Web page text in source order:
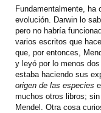
Fundamentalmente, ha
evolución. Darwin lo
pero no habría
varios escritos que
que, por entonces,
y leyó por lo menos
estaba haciendo sus
origen de las especies
muchos otros libros;
Mendel. Otra cosa